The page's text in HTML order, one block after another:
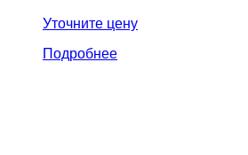
Уточните цену
Подробнее